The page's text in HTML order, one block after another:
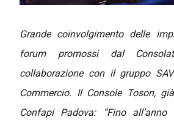
Grande coinvolgimento delle
forum promossi dal
collaborazione con il gruppo
Commercio. Il Console Toson,
Confapi Padova: “Fino